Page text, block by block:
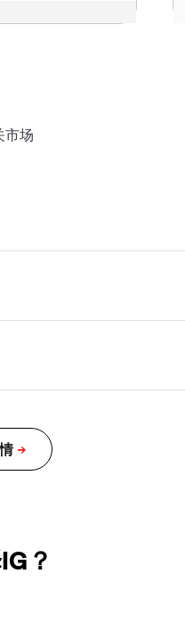
市场
？